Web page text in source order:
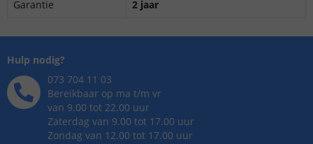
Garantie
2 jaar
Hulp nodig?
073 704 11 03
Bereikbaar op ma t/m vr
van 9.00 tot 22.00 uur
Zaterdag van 9.00 tot 17.00 uur
Zondag van 12.00 tot 17.00 uur